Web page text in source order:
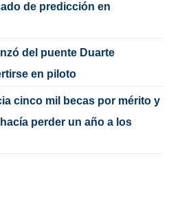
de predicción en
del puente Duarte
en piloto
cinco mil becas por mérito y
perder un año a los